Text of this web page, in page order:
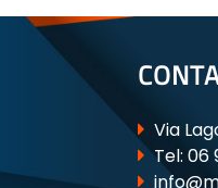
Via
Tel: 06